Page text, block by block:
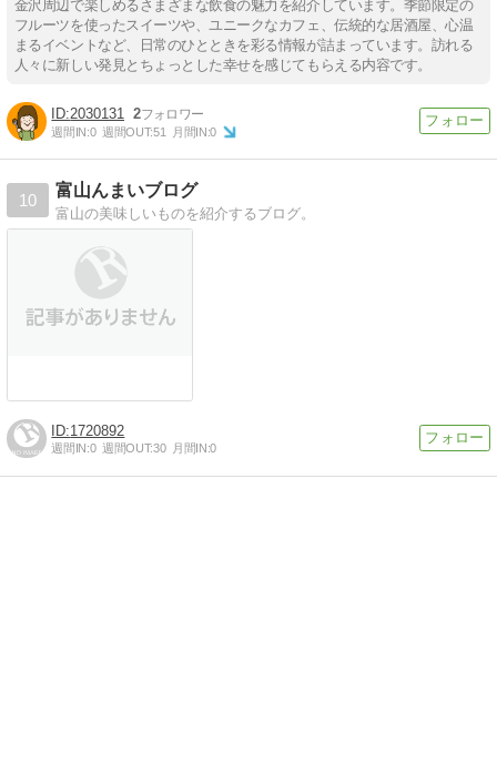
金沢周辺で楽しめるさまざまな飲食の魅力を紹介しています。季節限定の
フルーツを使ったスイーツや、ユニークなカフェ、伝統的な居酒屋、心温
まるイベントなど、日常のひとときを彩る情報が詰まっています。訪れる
人々に新しい発見とちょっとした幸せを感じてもらえる内容です。
2030131 2
週間IN:0 週間OUT:51 月間IN:0
10
富山んまいブログ
富山の美味しいものを紹介するブログ。
1720892
週間IN:0 週間OUT:30 月間IN:0